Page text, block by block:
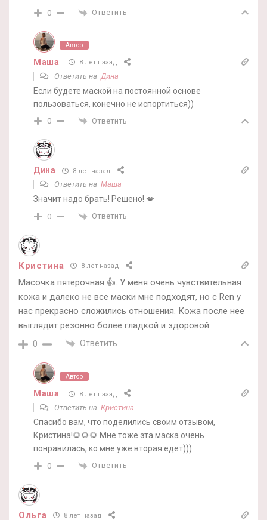
0 Ответить
Автор
Маша 8 лет назад
Ответить на Дина
Если будете маской на постоянной основе
пользоваться, конечно не испортиться))
0 Ответить
Дина 8 лет назад
Ответить на Маша
Значит надо брать! Решено! 💋
0 Ответить
Кристина 8 лет назад
Масочка пятерочная 👍. У меня очень чувствительная
кожа и далеко не все маски мне подходят, но с Ren у
нас прекрасно сложились отношения. Кожа после нее
выглядит резонно более гладкой и здоровой.
0 Ответить
Автор
Маша 8 лет назад
Ответить на Кристина
Спасибо вам, что поделились своим отзывом,
Кристина!🌻🌻🌻 Мне тоже эта маска очень
понравилась, ко мне уже вторая едет)))
0 Ответить
Oльга 8 лет назад